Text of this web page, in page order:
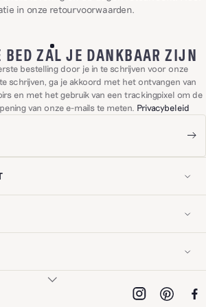
in onze retourvoorwaarden.
BED ZAL JE DANKBAAR ZIJN
bestelling door je in te schrijven voor onze
schrijven, ga je akkoord met het ontvangen van
en met het gebruik van een trackingpixel om de
van onze e-mails te meten. Privacybeleid
op!